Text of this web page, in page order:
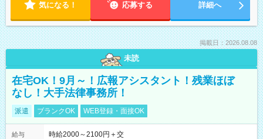
気になる！ 応募する 詳細へ
掲載日：2026.08.08
未読
在宅OK！9月～！広報アシスタント！残業ほぼ
なし！大手法律事務所！
派遣 ブランクOK WEB登録・面接OK
給与
時給2000～2100円＋交